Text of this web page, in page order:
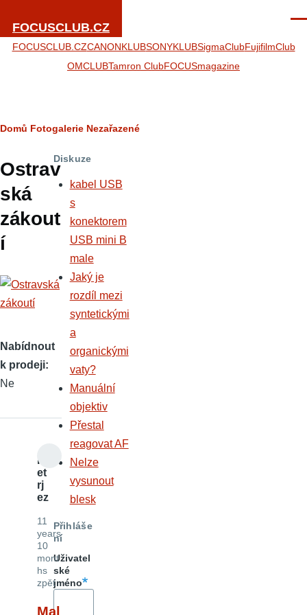
FOCUSCLUB.CZ
FOCUSCLUB.CZCANONKLUBSONYKLUBSigmaClubFujifilmClub
OMCLUBTamron ClubFOCUSmagazine
Drobečková
navigace
Domů Fotogalerie Nezařazené
Ostrav
ská
zákout
í
Nabídnout
k prodeji
Ne
P
et
rj
ez
11
years
10
mont
hs
zpět
Mal
Diskuze
kabel USB
s
konektorem
USB mini B
male
Jaký je
rozdíl mezi
syntetickými
a
organickými
vaty?
Manuální
objektiv
Přestal
reagovat AF
Nelze
vysunout
blesk
Přihláše
ní
Uživatel
ské
jméno